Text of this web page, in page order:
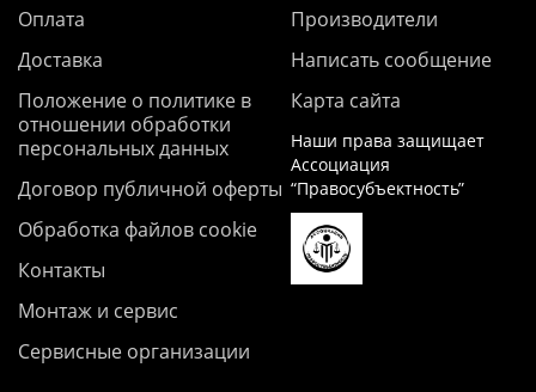
Оплата
Доставка
Положение о политике в
отношении обработки
персональных данных
Договор публичной оферты
Обработка файлов cookie
Контакты
Монтаж и сервис
Сервисные организации
Производители
Написать сообщение
Карта сайта
Наши права защищает
Ассоциация
“Правосубъектность”